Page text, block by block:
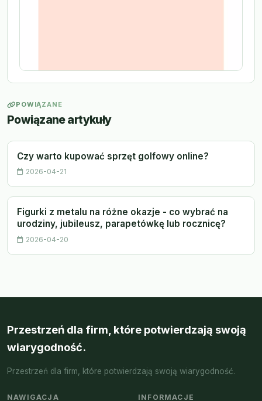
POWIĄZANE
Powiązane artykuły
Czy warto kupować sprzęt golfowy online?
2026-04-21
Figurki z metalu na różne okazje - co wybrać na
urodziny, jubileusz, parapetówkę lub rocznicę?
2026-04-20
Przestrzeń dla firm, które potwierdzają swoją
wiarygodność.
Przestrzeń dla firm, które potwierdzają swoją wiarygodność.
NAWIGACJA INFORMACJE